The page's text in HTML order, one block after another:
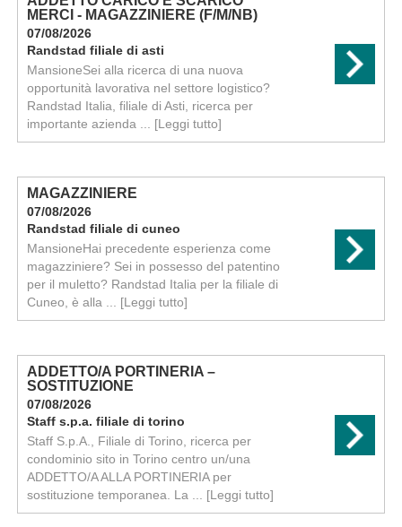
MERCI - MAGAZZINIERE (F/M/NB)
07/08/2026
Randstad filiale di asti
MansioneSei alla ricerca di una nuova
opportunità lavorativa nel settore logistico?
Randstad Italia, filiale di Asti, ricerca per
importante azienda ... [Leggi tutto]
MAGAZZINIERE
07/08/2026
Randstad filiale di cuneo
MansioneHai precedente esperienza come
magazziniere? Sei in possesso del patentino
per il muletto? Randstad Italia per la filiale di
Cuneo, è alla ... [Leggi tutto]
ADDETTO/A PORTINERIA –
SOSTITUZIONE
07/08/2026
Staff s.p.a. filiale di torino
Staff S.p.A., Filiale di Torino, ricerca per
condominio sito in Torino centro un/una
ADDETTO/A ALLA PORTINERIA per
sostituzione temporanea. La ... [Leggi tutto]